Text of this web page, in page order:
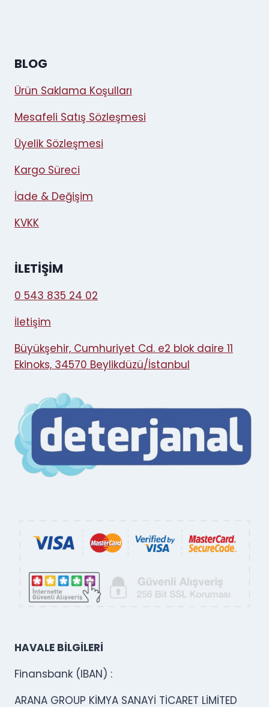
BLOG
Ürün Saklama Koşulları
Mesafeli Satış Sözleşmesi
Üyelik Sözleşmesi
Kargo Süreci
İade & Değişim
KVKK
İLETIŞIM
0 543 835 24 02
İletişim
Büyükşehir, Cumhuriyet Cd. e2 blok daire 11
Ekinoks, 34570 Beylikdüzü/İstanbul
HAVALE BİLGİLERİ
Finansbank (IBAN) :
ARANA GROUP KİMYA SANAYİ TİCARET LİMİTED